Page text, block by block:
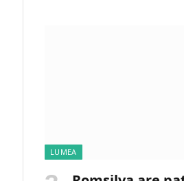
LUMEA